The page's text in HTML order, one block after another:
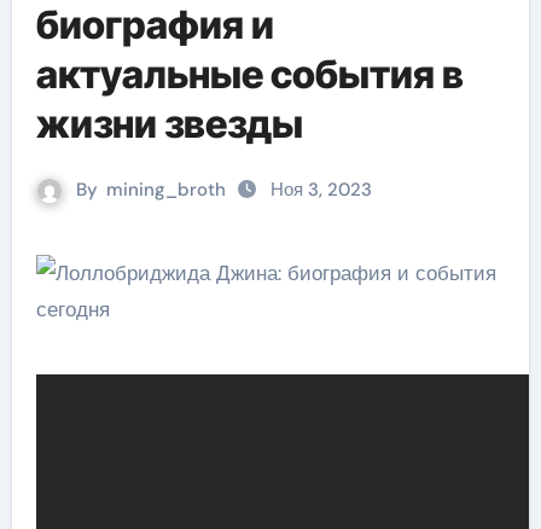
биография и
актуальные события в
жизни звезды
By mining_broth Ноя 3, 2023